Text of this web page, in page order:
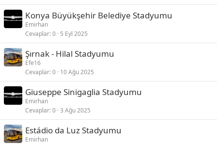
Konya Büyükşehir Belediye Stadyumu
Emirhan
Cevaplar 0 5 Eyl 2025
Şırnak - Hilal Stadyumu
Efe16
Cevaplar 0 10 Ağu 2025
Giuseppe Sinigaglia Stadyumu
Emirhan
Cevaplar 0 3 Ağu 2025
Estádio da Luz Stadyumu
Emirhan